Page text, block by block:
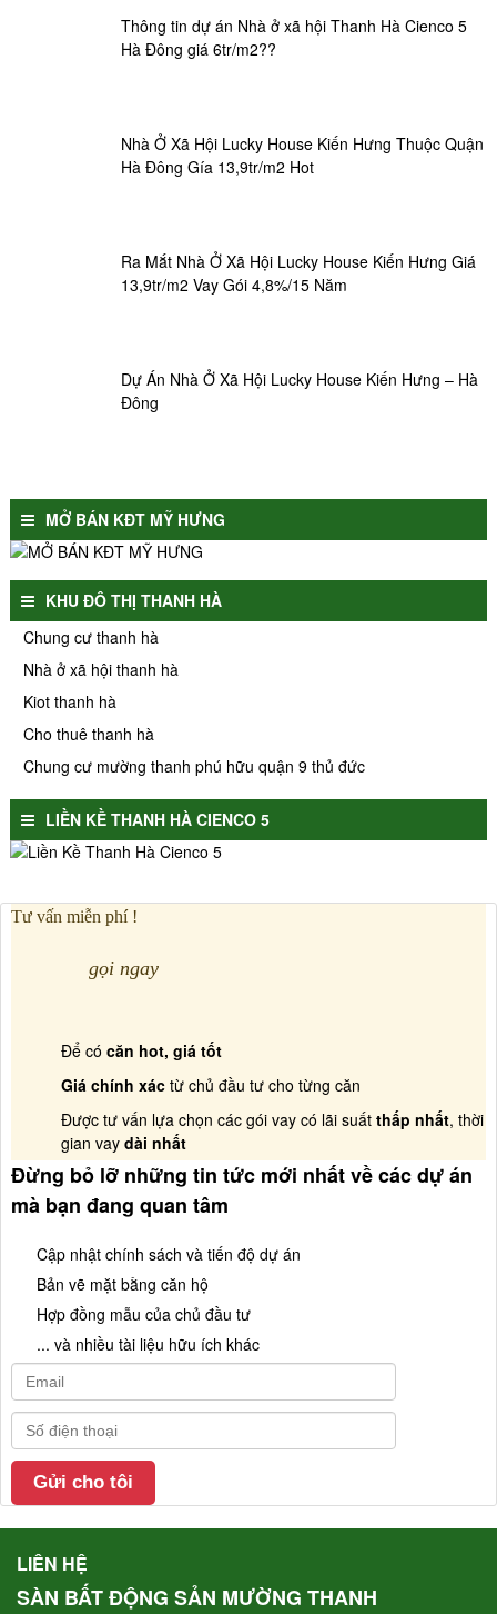
Thông tin dự án Nhà ở xã hội Thanh Hà Cienco 5
Hà Đông giá 6tr/m2??
Nhà Ở Xã Hội Lucky House Kiến Hưng Thuộc Quận
Hà Đông Gía 13,9tr/m2 Hot
Ra Mắt Nhà Ở Xã Hội Lucky House Kiến Hưng Giá
13,9tr/m2 Vay Gói 4,8%/15 Năm
Dự Án Nhà Ở Xã Hội Lucky House Kiến Hưng – Hà
Đông
MỞ BÁN KĐT MỸ HƯNG
KHU ĐÔ THỊ THANH HÀ
Chung cư thanh hà
Nhà ở xã hội thanh hà
Kiot thanh hà
Cho thuê thanh hà
Chung cư mường thanh phú hữu quận 9 thủ đức
LIỀN KỀ THANH HÀ CIENCO 5
Tư vấn miễn phí !
gọi ngay
Để có căn hot, giá tốt
Giá chính xáctừ chủ đầu tư cho từng căn
Được tư vấn lựa chọn các gói vay có lãi suất thấp nhất, thời
gian vay dài nhất
Đừng bỏ lỡ những tin tức mới nhất về các dự án
mà bạn đang quan tâm
Cập nhật chính sách và tiến độ dự án
Bản vẽ mặt bằng căn hộ
Hợp đồng mẫu của chủ đầu tư
... và nhiều tài liệu hữu ích khác
LIÊN HỆ
SÀN BẤT ĐỘNG SẢN MƯỜNG THANH